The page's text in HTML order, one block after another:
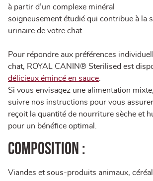
à partir d’un complexe minéral
soigneusement étudié qui contribue à la
urinaire de votre chat.
Pour répondre aux préférences
chat, ROYAL CANIN® Sterilised est
délicieux émincé en sauce.
Si vous envisagez une alimentation
suivre nos instructions pour vous
reçoit la quantité de nourriture sèche et
pour un bénéfice optimal.
Composition :
Viandes et sous-produits animaux,